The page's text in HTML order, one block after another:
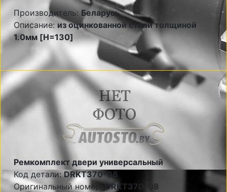
Производитель:Беларусь
Описание:из оцинкованной стали толщиной
1.0мм [H=130]
Ремкомплект двери универсальный
Код детали:DRKT370-08
Оригинальный номер:
DRKT370-08